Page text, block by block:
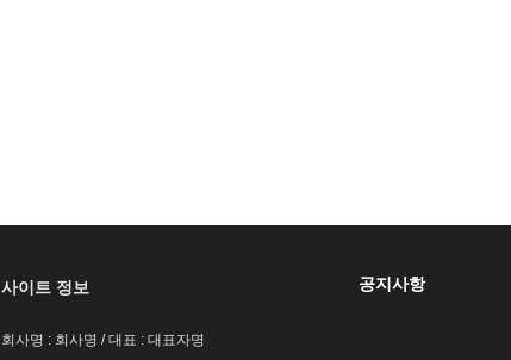
사이트 정보
회사명 : 회사명 / 대표 : 대표자명
공지사항